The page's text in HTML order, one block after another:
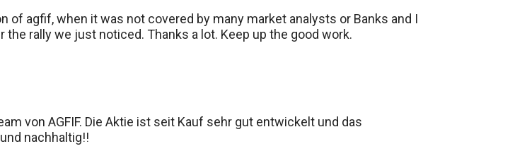
agfif, when it was not covered by many market analysts or Banks and I
rally we just noticed. Thanks a lot. Keep up the good work.
von AGFIF. Die Aktie ist seit Kauf sehr gut entwickelt und das
nachhaltig!!